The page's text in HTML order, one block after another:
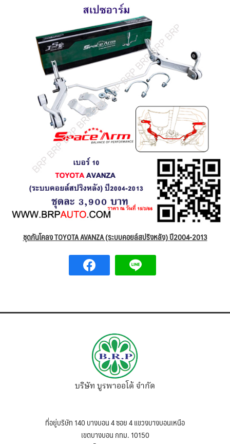
ชุดกันโคลง TOYOTA AVANZA (ระบบคอยล์สปริงหลัง) ปี2004-2013
บริษัท บูรพาออโต้ จำกัด
ที่อยู่บริษัท 140 บางบอน 4 ซอย 4 แขวงบางบอนเหนือ
เขตบางบอน กทม. 10150